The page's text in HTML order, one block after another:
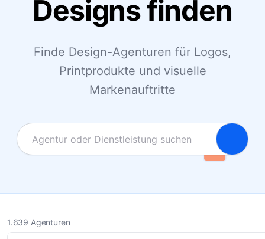
Designs finden
Finde Design-Agenturen für Logos,
Printprodukte und visuelle
Markenauftritte
1.639 Agenturen